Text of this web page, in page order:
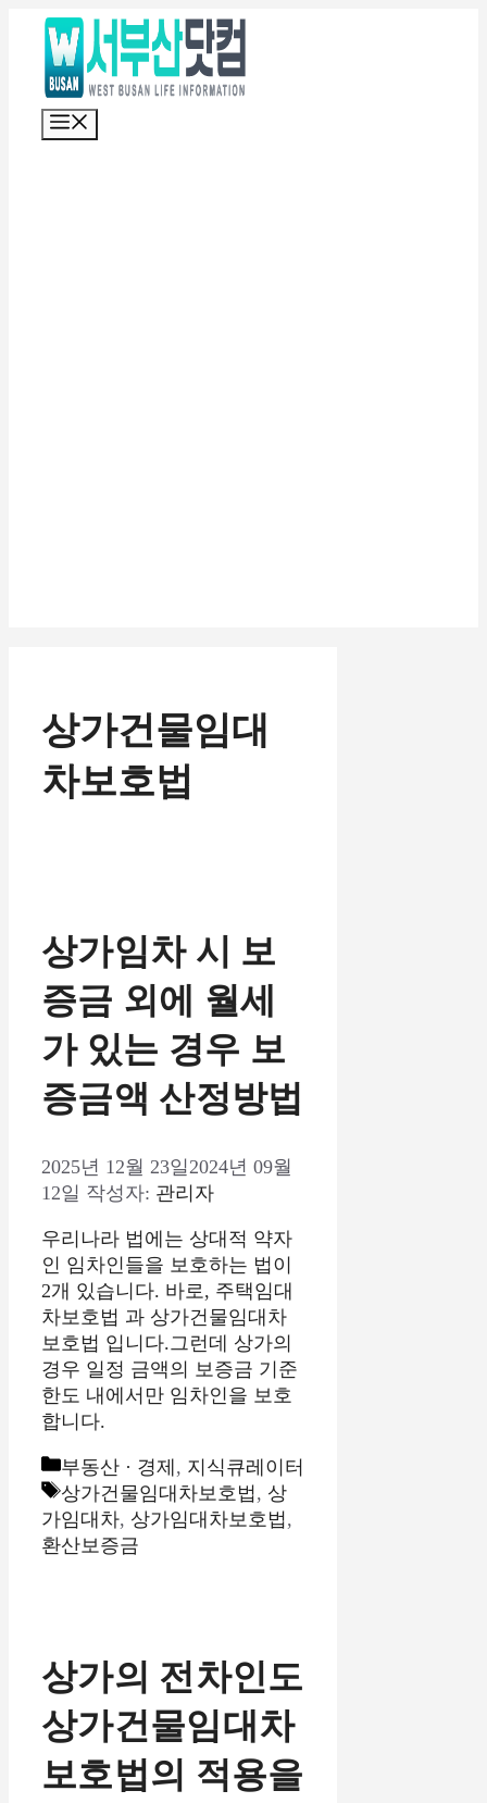
상가건물임대
차보호법
상가임차 시 보
증금 외에 월세
가 있는 경우 보
증금액 산정방법
2025년 12월 23일 2024년 09월
12일 작성자: 관리자
우리나라 법에는 상대적 약자
인 임차인들을 보호하는 법이
2개 있습니다. 바로, 주택임대
차보호법 과 상가건물임대차
보호법 입니다.그런데 상가의
경우 일정 금액의 보증금 기준
한도 내에서만 임차인을 보호
합니다.
카
테
고
리
부동산 · 경제, 지식큐레이터
태
그
상가건물임대차보호법 , 상
가임대차, 상가임대차보호법 ,
환산보증금
상가의 전차인도
상가건물임대차
보호법의 적용을